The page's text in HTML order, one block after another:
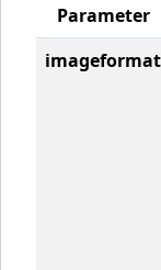
Parameter
imageformat